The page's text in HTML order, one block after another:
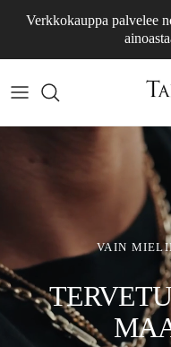
Verkkokauppa palvelee
VAIN